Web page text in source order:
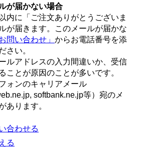
が届かない場合
内に「ご注文ありがとうございま
が届きます。このメールが届かな
お問い合わせ」 からお電話番号を添
さい。
ルアドレスの入力間違いか、受信
ことが原因のことが多いです。
ォンのキャリアメール
softbank.ne.jp等）宛のメ
あります。
合わせる
る